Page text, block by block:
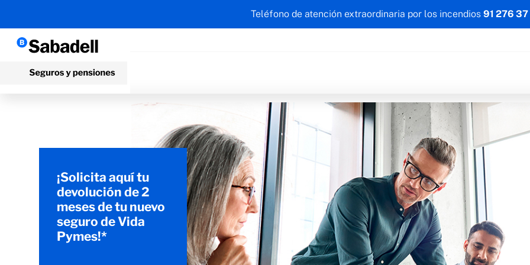
Teléfono de atención extraordinaria por los incendios 91 276
¡Solicita aquí tu
devolución de 2
meses de tu nuevo
seguro de Vida
Pymes!*